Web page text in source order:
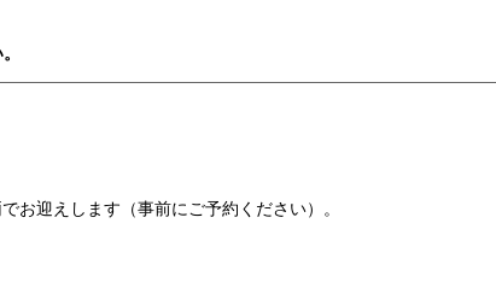
迎えします（事前にご予約ください）。